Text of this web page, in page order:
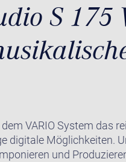
S 175
VARIO System das
Möglichkeiten.
und